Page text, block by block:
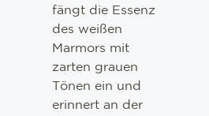
fängt die Essenz
des weißen
Marmors mit
zarten grauen
Tönen ein und
erinnert an der